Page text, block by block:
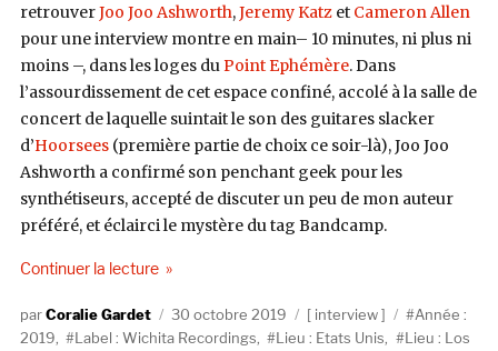
retrouverJoo Joo Ashworth,Jeremy Katzet Cameron Allen
pour une interview montre en main– 10 minutes, ni plus ni
moins –, dans les loges duPoint Ephémère. Dans
l’assourdissement de cet espace confiné, accolé à la salle de
concert de laquelle suintait le son des guitares slacker
d’Hoorsees(première partie de choix ce soir-là), Joo Joo
Ashworth a confirmé son penchant geek pour les
synthétiseurs, accepté de discuter un peu de mon auteur
préféré, et éclairci le mystère du tag Bandcamp.
Continuer la lecturede « Froth : L’esprit clair »
AuteurCoralie Gardet
Publié
le
30 octobre 2019 Catégories
interview Étiquettes
Année :
2019
Label : Wichita Recordings Lieu : Etats Unis
Lieu : Los